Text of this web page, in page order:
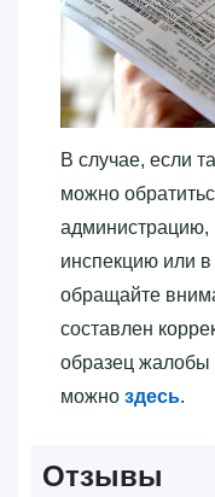
В случае, если
можно
инспекцию или
обращайте
составлен
образец
можно здесь.
Отзывы